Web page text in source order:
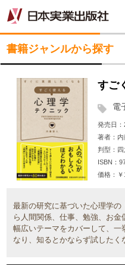
書籍ジャンルから探す
すご
電
発売日
著者
内
判型
ISBN
価格
最新の研究に基づいた心理学
ら人間関係、仕事、勉強、お
幅広いテーマをカバーして、
なり、知るとかならず試したく